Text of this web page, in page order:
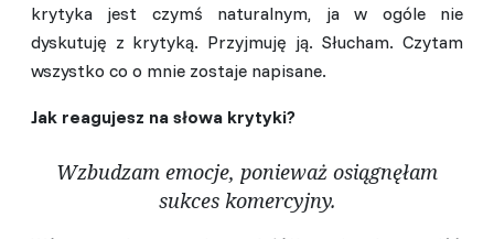
krytyka jest czymś naturalnym, ja w ogóle nie
dyskutuję z krytyką. Przyjmuję ją. Słucham. Czytam
wszystko co o mnie zostaje napisane.
Jak reagujesz na słowa krytyki?
Wzbudzam emocje, ponieważ osiągnęłam
sukces komercyjny.